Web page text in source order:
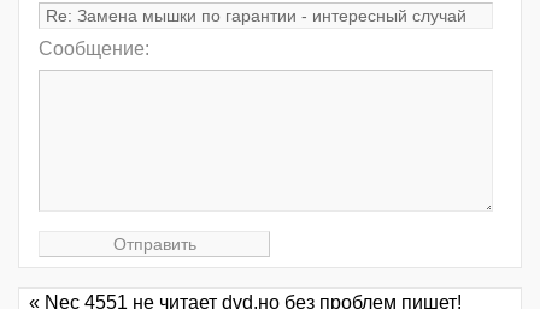
Сообщение:
« Nec 4551 не читает dvd,но без проблем пишет!